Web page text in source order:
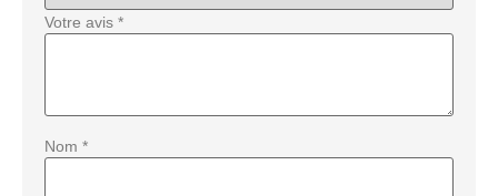
Votre avis *
Nom *